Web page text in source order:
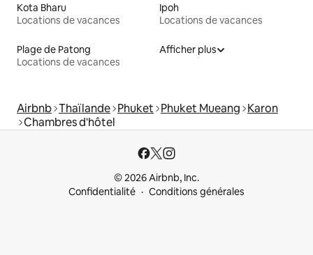
Kota Bharu
Locations de vacances
Ipoh
Locations de vacances
Plage de Patong
Locations de vacances
Afficher plus
Airbnb Thaïlande Phuket Phuket Mueang Karon
Chambres d'hôtel
© 2026 Airbnb, Inc.
Confidentialité
Conditions générales